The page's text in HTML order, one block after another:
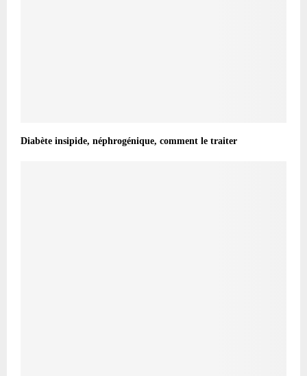
Diabète insipide, néphrogénique, comment le traiter